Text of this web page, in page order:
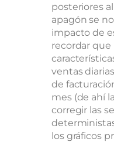
posteriores
apagón se
impacto de
recordar que
ventas
de
mes (de ahí
corregir las
los gráficos